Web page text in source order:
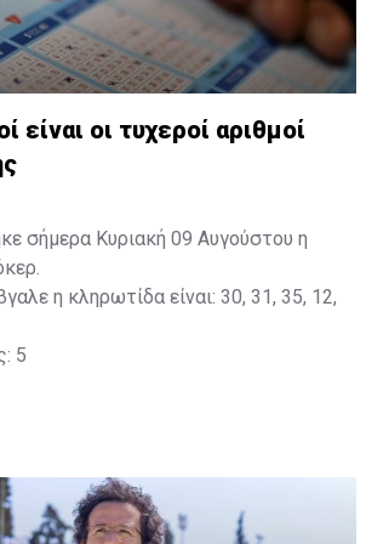
είναι οι τυχεροί αριθμοί
σήμερα Κυριακή 09 Αυγούστου η
η κληρωτίδα είναι: 30, 31, 35, 12,
5